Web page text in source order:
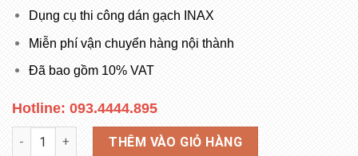
Dụng cụ thi công dán gạch INAX
Miễn phí vận chuyển hàng nội thành
Đã bao gồm 10% VAT
Hotline: 093.4444.895
INAX-40B/SLT-1 số lượngTHÊM VÀO GIỎ HÀNG